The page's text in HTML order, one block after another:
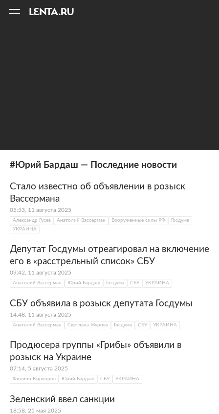
#Юрий Бардаш — Последние новости
Стало известно об объявлении в розыск
Вассермана
05:53, 11 августа 2025
Александр Гусев Анатолий Вассерман Вооруженные силы РФ
Госдума
УКРАИНА
Депутат Госдумы отреагировал на включение
его в «расстрельный список» СБУ
09:42, 11 августа 2025
Анатолий Вассерман Юрий Бардаш Госдума СБУ УКРАИНА
СБУ объявила в розыск депутата Госдумы
14:48, 11 августа 2025
Анатолий Вассерман Светлана Журова Госдума СБУ УКРАИНА
Продюсера группы «Грибы» объявили в
розыск на Украине
07:14, 5 августа 2025
Филипп Киркоров Юрий Бардаш СБУ УКРАИНА
Зеленский ввел санкции
18:58, 25 мая 2025